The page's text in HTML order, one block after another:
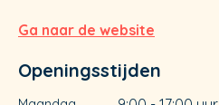
Ga naar de website
Openingsstijden